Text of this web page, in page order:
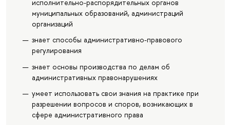
исполнительно-распорядительных органов
муниципальных образований, администраций
организаций
знает способы административно-правового
регулирования
знает основы производства по делам об
административных правонарушениях
умеет использовать свои знания на практике при
разрешении вопросов и споров, возникающих в
сфере административного права